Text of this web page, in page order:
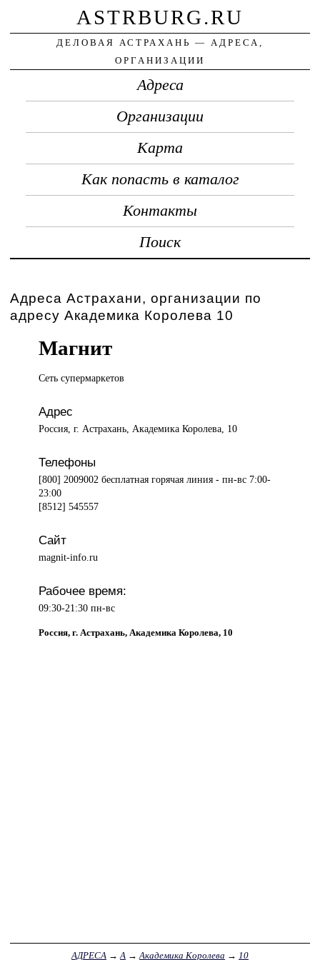
ASTRBURG.RU
ДЕЛОВАЯ АСТРАХАНЬ — АДРЕСА,
ОРГАНИЗАЦИИ
Адреса
Организации
Карта
Как попасть в каталог
Контакты
Поиск
Адреса Астрахани, организации по
адресу Академика Королева 10
Магнит
Сеть супермаркетов
Адрес
Россия, г. Астрахань, Академика Королева, 10
Телефоны
[800] 2009002 бесплатная горячая линия - пн-вс 7:00-
23:00
[8512] 545557
Сайт
magnit-info.ru
Рабочее время:
09:30-21:30 пн-вс
Россия, г. Астрахань, Академика Королева, 10
АДРЕСА → А → Академика Королева → 10